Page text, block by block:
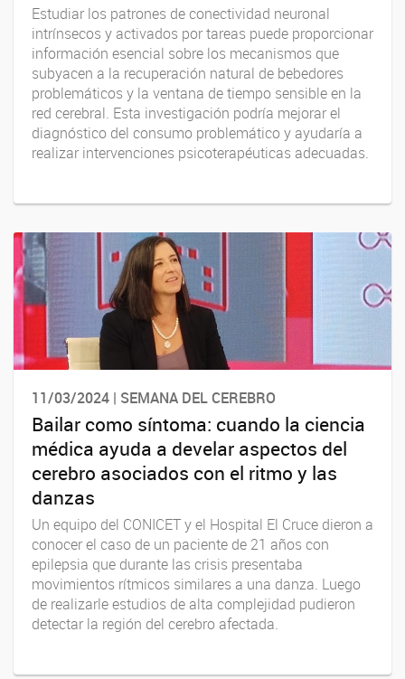
Estudiar los patrones de conectividad neuronal
intrínsecos y activados por tareas puede proporcionar
información esencial sobre los mecanismos que
subyacen a la recuperación natural de bebedores
problemáticos y la ventana de tiempo sensible en la
red cerebral. Esta investigación podría mejorar el
diagnóstico del consumo problemático y ayudaría a
realizar intervenciones psicoterapéuticas adecuadas.
11/03/2024 | SEMANA DEL CEREBRO
Bailar como síntoma: cuando la ciencia
médica ayuda a develar aspectos del
cerebro asociados con el ritmo y las
danzas
Un equipo del CONICET y el Hospital El Cruce dieron a
conocer el caso de un paciente de 21 años con
epilepsia que durante las crisis presentaba
movimientos rítmicos similares a una danza. Luego
de realizarle estudios de alta complejidad pudieron
detectar la región del cerebro afectada.